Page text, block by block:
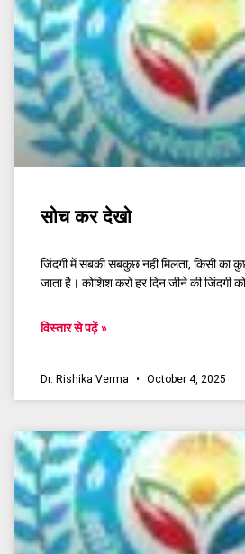
सोच कर देखो
जिंदगी में सबकी सबकुछ नहीं मिलता, किसी का
जाता है। कोशिश करो हर दिन जीने की जिंदगी
विस्तार से पढ़ें »
Dr. Rishika Verma October 4, 2025